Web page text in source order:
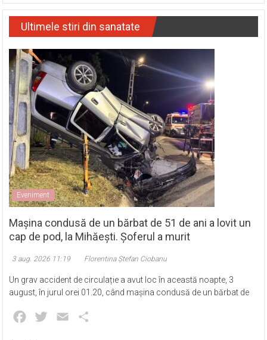
Ultimele stiri din sanatate
Eveniment
Mașina condusă de un bărbat de 51 de ani a lovit un
cap de pod, la Mihăești. Șoferul a murit
3 aug. 2026 11:19 Florentina Ștefan Ciobanu
Un grav accident de circulație a avut loc în această noapte, 3
august, în jurul orei 01.20, când mașina condusă de un bărbat de
Facebook
Twitter Email